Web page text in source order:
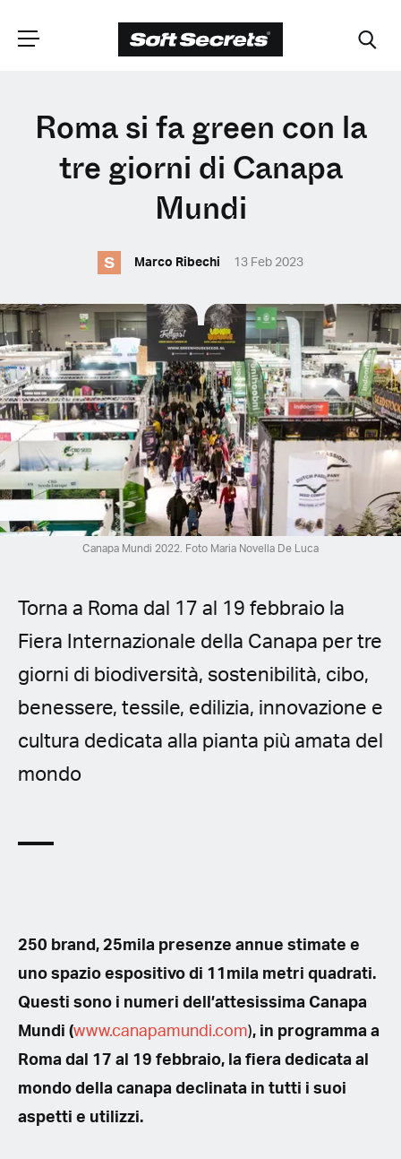
SCEGLI LA
TUA POSIZIONE
English (United Kingdom)
English (United States)
Spanish (Spain)
Spanish (Latin America)
German
French
Czech
Polish
Roma si fa green con la
tre giorni di Canapa
Mundi
S Marco Ribechi 13 Feb 2023
Canapa Mundi 2022. Foto Maria Novella De Luca
Torna a Roma dal 17 al 19 febbraio la
Fiera Internazionale della Canapa per tre
giorni di biodiversità, sostenibilità, cibo,
benessere, tessile, edilizia, innovazione e
cultura dedicata alla pianta più amata del
mondo
250 brand, 25mila presenze annue stimate e
uno spazio espositivo di 11mila metri quadrati.
Questi sono i numeri dell’attesissima Canapa
Mundi (www.canapamundi.com), in programma a
Roma dal 17 al 19 febbraio, la fiera dedicata al
mondo della canapa declinata in tutti i suoi
aspetti e utilizzi.